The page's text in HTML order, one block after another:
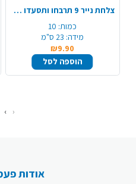
צלחת נייר 9 תרבחו ותסעדו 10 יח' - זהב
כמות: 10
מידה: 23 ס"מ
₪9.90
הוספה לסל
‹
›
אודות